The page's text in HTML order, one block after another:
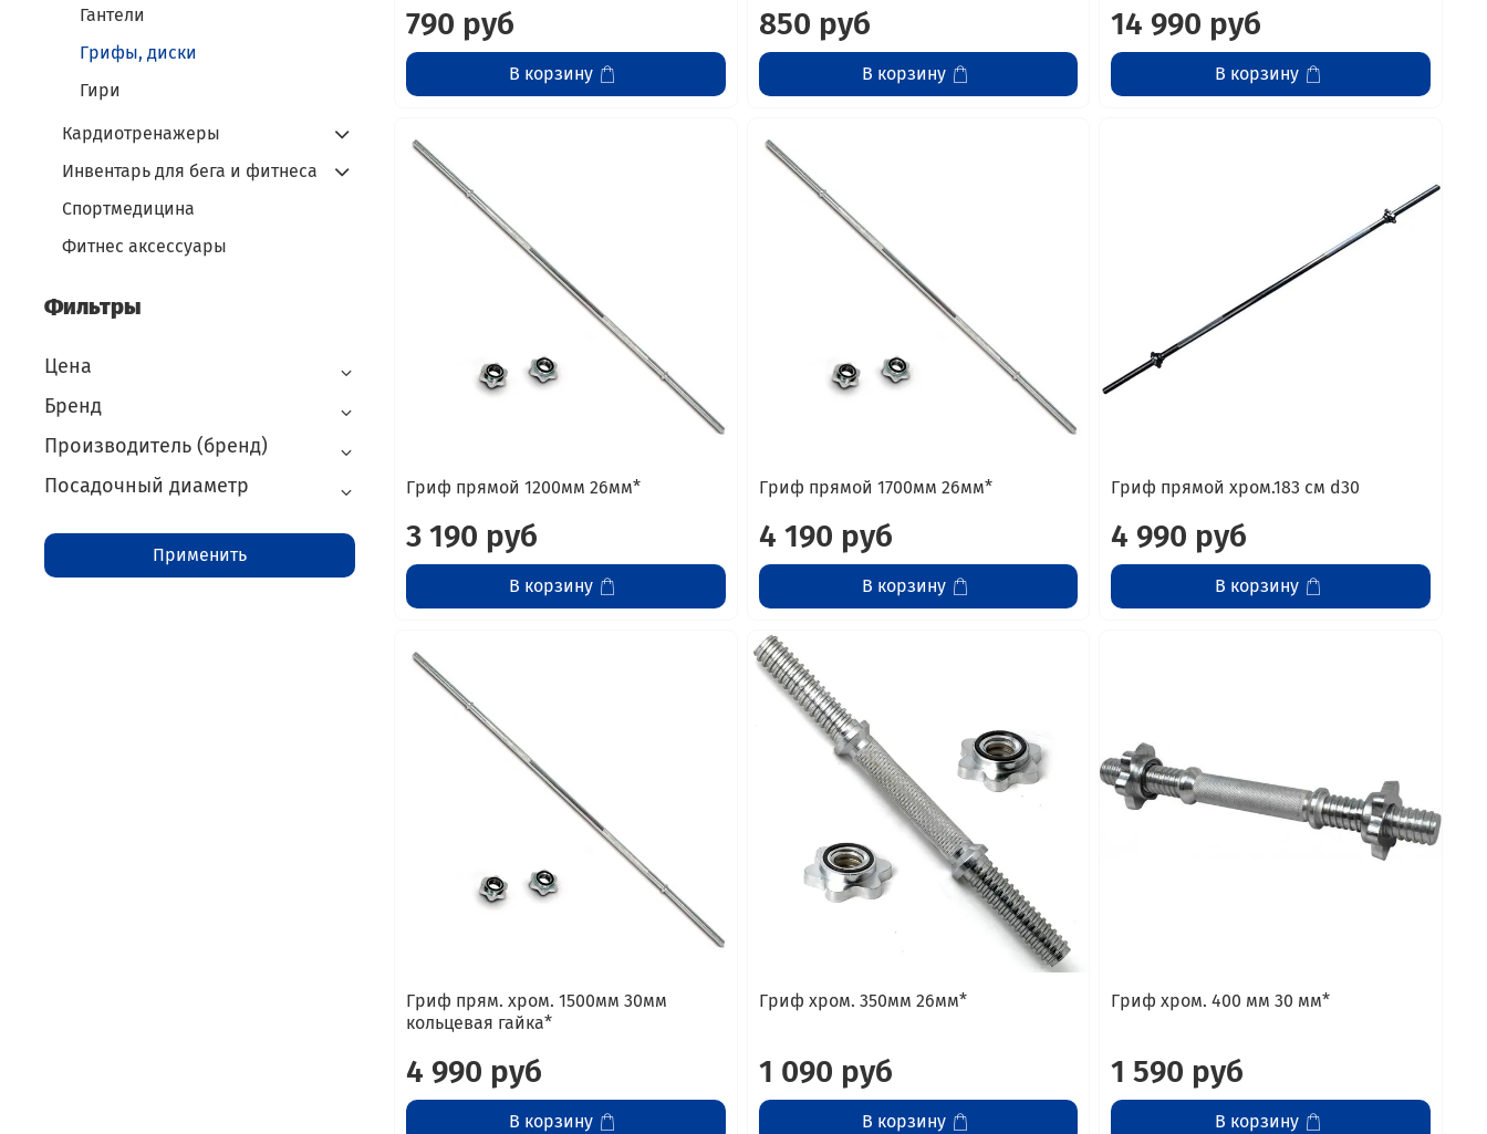
790 руб
В корзину
850 руб
В корзину
14 990 руб
В корзину
Гриф прямой 1200мм 26мм*
3 190 руб
В корзину
Гриф прямой 1700мм 26мм*
4 190 руб
В корзину
Гриф прямой хром.183 см d30
4 990 руб
В корзину
Гриф прям. хром. 1500мм 30мм
кольцевая гайка*
4 990 руб
В корзину
Гриф хром. 350мм 26мм*
1 090 руб
В корзину
Гриф хром. 400 мм 30 мм*
1 590 руб
В корзину
Гантели
Грифы, диски
Гири
Кардиотренажеры
Инвентарь для бега и фитнеса
Спортмедицина
Фитнес аксессуары
Фильтры
Цена
Бренд
Производитель (бренд)
Посадочный диаметр
Применить